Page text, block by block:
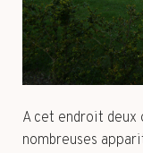
A cet endroit deux
nombreuses